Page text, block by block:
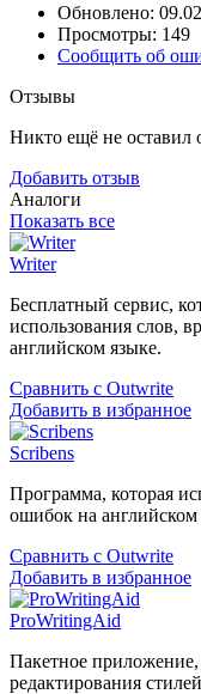
Обновлено:
Просмотры: 149
Сообщить об
Отзывы
Никто ещё не оставил
Добавить отзыв
Аналоги
Показать все
Writer
Бесплатный сервис,
использования слов,
английском языке.
Сравнить с Outwrite
Добавить в избранное
Scribens
Программа, которая
ошибок на
Сравнить с Outwrite
Добавить в избранное
ProWritingAid
Пакетное приложение,
редактирования